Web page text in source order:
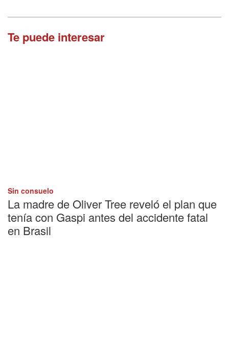
Te puede interesar
Sin consuelo
La madre de Oliver Tree reveló el plan que
tenía con Gaspi antes del accidente fatal
en Brasil